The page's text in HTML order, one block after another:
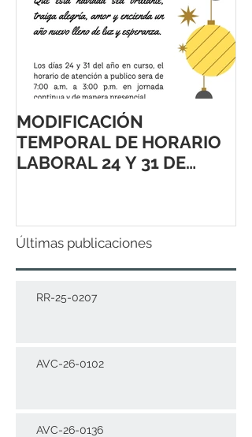
MODIFICACIÓN
TEMPORAL DE HORARIO
LABORAL 24 Y 31 DE
Últimas publicaciones
RR-25-0207
AVC-26-0102
AVC-26-0136